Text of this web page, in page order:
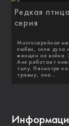
Редкая
серия
Многосерийная
любви, силе духа
женщин на войне.
Аня работает
тылу. Несмотря
травму, она...